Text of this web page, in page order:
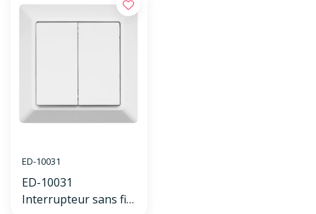
ED-10031
ED-10031
Interrupteur sans fil